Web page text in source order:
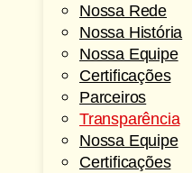
Nossa Rede
Nossa História
Nossa Equipe
Certificações
Parceiros
Transparência
Nossa Equipe
Certificações